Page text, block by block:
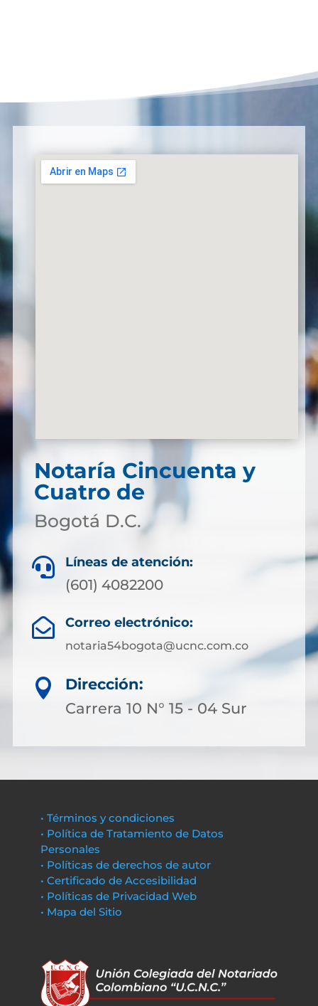
Notaría Cincuenta y
Cuatro de
Bogotá D.C.
 Líneas de atención:
(601) 4082200
 Correo electrónico:
notaria54bogota@ucnc.com.co

Dirección:
Carrera 10 N° 15 - 04 Sur
• Términos y condiciones
• Política de Tratamiento de Datos
Personales
• Políticas de derechos de autor
• Certificado de Accesibilidad
• Políticas de Privacidad Web
• Mapa del Sitio